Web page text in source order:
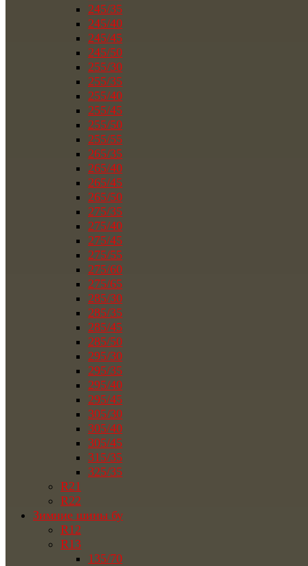
245/35
245/40
245/45
245/50
255/30
255/35
255/40
255/45
255/50
255/55
265/35
265/40
265/45
265/50
275/35
275/40
275/45
275/55
275/60
275/65
285/30
285/35
285/45
285/50
295/30
295/35
295/40
295/45
305/30
305/40
305/45
315/35
325/35
R21
R22
Зимние шины бу
R12
R13
135/70